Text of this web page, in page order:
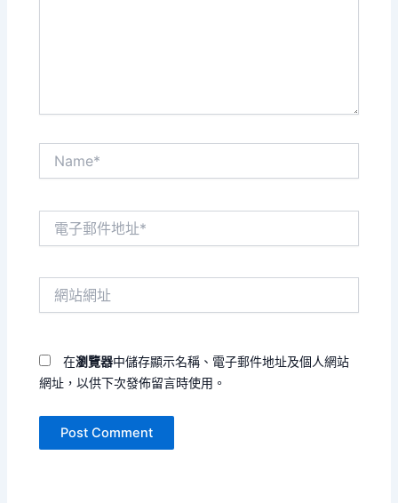
在瀏覽器中儲存顯示名稱、電子郵件地址及個人網站
網址，以供下次發佈留言時使用。